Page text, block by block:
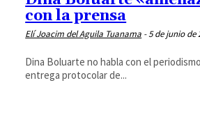
con la prensa
Elí Joacim del Aguila Tuanama -5 de junio de
Dina Boluarte no habla con el
entrega protocolar de...